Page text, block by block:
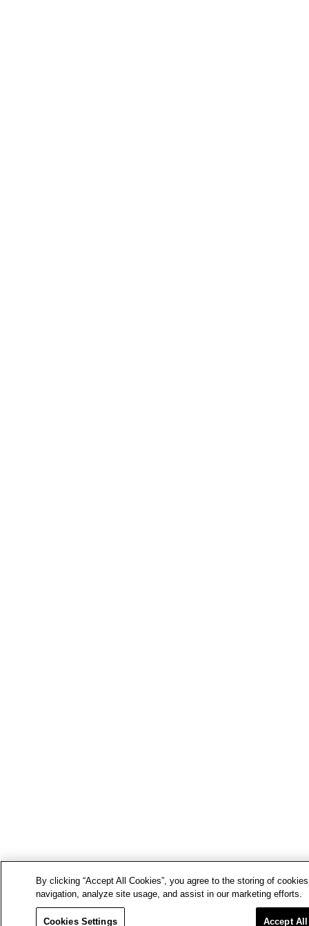
By clicking “Accept All Cookies”, you agree to the storing of
navigation, analyze site usage, and assist in our marketing efforts.
Cookies Settings Accept